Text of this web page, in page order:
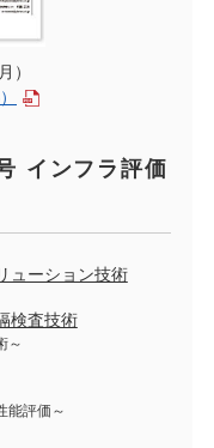
インフラ評価
ューション技術
検査技術
～
能評価～
）